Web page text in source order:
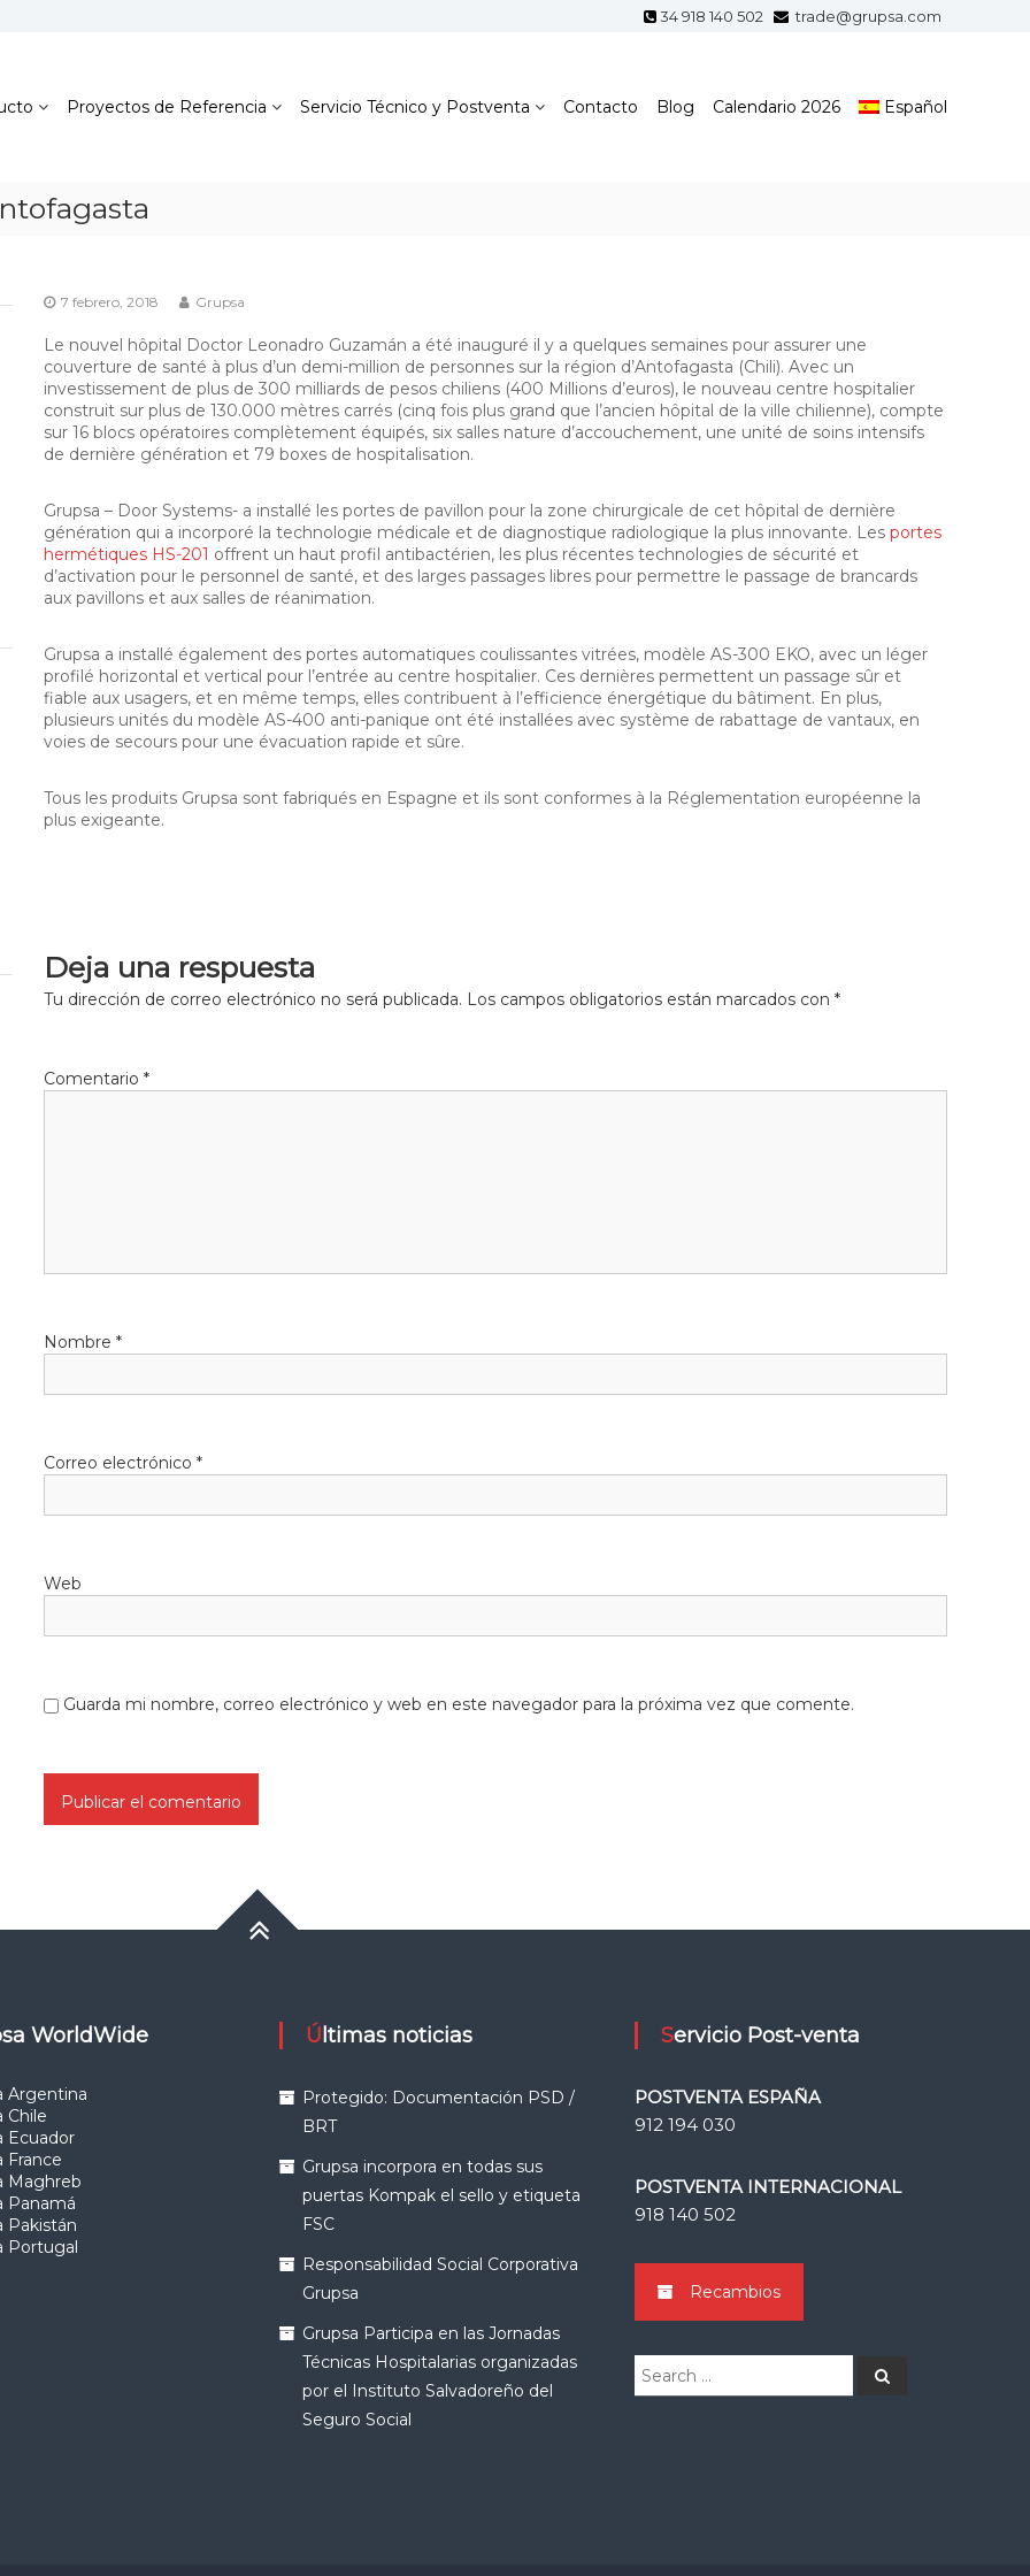
34 918 140 502 trade@grupsa.com
Proyectos de Referencia Servicio Técnico y Postventa Contacto Blog Calendario 2026 Español
7 febrero, 2018 Grupsa
Le nouvel hôpital Doctor Leonadro Guzamán a été inauguré il y a quelques semaines pour assurer une
couverture de santé à plus d’un demi-million de personnes sur la région d’Antofagasta (Chili). Avec un
investissement de plus de 300 milliards de pesos chiliens (400 Millions d’euros), le nouveau centre hospitalier
construit sur plus de 130.000 mètres carrés (cinq fois plus grand que l’ancien hôpital de la ville chilienne), compte
sur 16 blocs opératoires complètement équipés, six salles nature d’accouchement, une unité de soins intensifs
de dernière génération et 79 boxes de hospitalisation.
Grupsa – Door Systems- a installé les portes de pavillon pour la zone chirurgicale de cet hôpital de dernière
génération qui a incorporé la technologie médicale et de diagnostique radiologique la plus innovante. Les portes
hermétiques HS-201 offrent un haut profil antibactérien, les plus récentes technologies de sécurité et
d’activation pour le personnel de santé, et des larges passages libres pour permettre le passage de brancards
aux pavillons et aux salles de réanimation.
Grupsa a installé également des portes automatiques coulissantes vitrées, modèle AS-300 EKO, avec un léger
profilé horizontal et vertical pour l’entrée au centre hospitalier. Ces dernières permettent un passage sûr et
fiable aux usagers, et en même temps, elles contribuent à l’efficience énergétique du bâtiment. En plus,
plusieurs unités du modèle AS-400 anti-panique ont été installées avec système de rabattage de vantaux, en
voies de secours pour une évacuation rapide et sûre.
Tous les produits Grupsa sont fabriqués en Espagne et ils sont conformes à la Réglementation européenne la
plus exigeante.
Deja una respuesta
Tu dirección de correo electrónico no será publicada. Los campos obligatorios están marcados con *
Comentario *
Nombre *
Correo electrónico *
Web
Guarda mi nombre, correo electrónico y web en este navegador para la próxima vez que comente.
WorldWide
Argentina
Chile
Ecuador
France
Maghreb
Panamá
Pakistán
Portugal
Últimas noticias
Protegido: Documentación PSD /
BRT
Grupsa incorpora en todas sus
puertas Kompak el sello y etiqueta
FSC
Responsabilidad Social Corporativa
Grupsa
Grupsa Participa en las Jornadas
Técnicas Hospitalarias organizadas
por el Instituto Salvadoreño del
Seguro Social
Servicio Post-venta
POSTVENTA ESPAÑA
912 194 030
POSTVENTA INTERNACIONAL
918 140 502
Recambios
Search
for:
Search